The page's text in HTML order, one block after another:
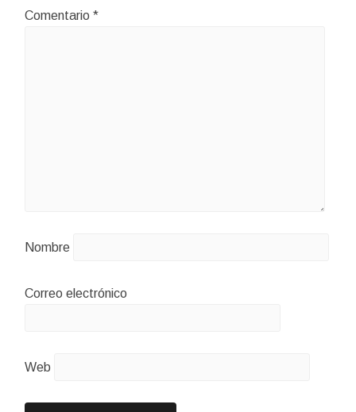
Comentario*
Nombre
Correo electrónico
Web